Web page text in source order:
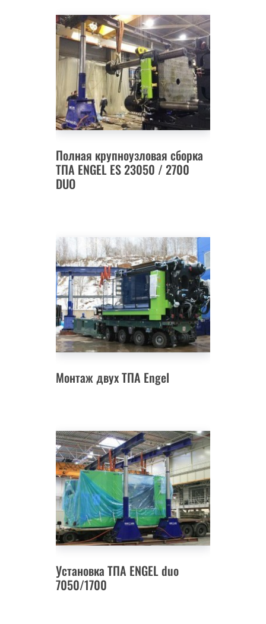
Полная крупноузловая сборка
ТПА ENGEL ES 23050 / 2700
DUO
Монтаж двух ТПА Engel
Установка ТПА ENGEL duo
7050/1700